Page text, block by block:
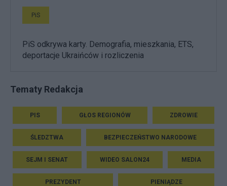
PiS
PiS odkrywa karty. Demografia, mieszkania, ETS,
deportacje Ukraińców i rozliczenia
Tematy Redakcja
PIS GŁOS REGIONÓW ZDROWIE
ŚLEDZTWA BEZPIECZEŃSTWO NARODOWE
SEJM I SENAT WIDEO SALON24 MEDIA
PREZYDENT PIENIĄDZE